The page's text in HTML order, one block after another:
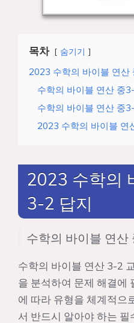
목차 숨기기
2023 수학의 바이블 연산
수학의 바이블 연산 중
수학의 바이블 연산 중
2023 수학의 바이블 연
2023 수학의
3-2 답지
수학의 바이블 연산
수학의 바이블 연산 3-2
을 분석하여 문제 해결에
에 따라 유형을 체계적으
서 반드시 알아야 하는